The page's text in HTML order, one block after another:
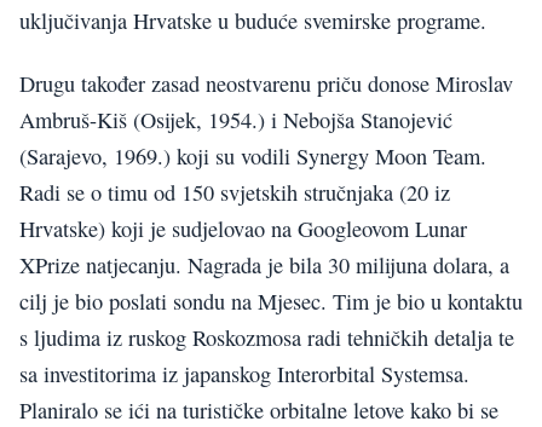
uključivanja Hrvatske u buduće svemirske programe.
Drugu također zasad neostvarenu priču donose Miroslav
Ambruš-Kiš (Osijek, 1954.) i Nebojša Stanojević
(Sarajevo, 1969.) koji su vodili Synergy Moon Team.
Radi se o timu od 150 svjetskih stručnjaka (20 iz
Hrvatske) koji je sudjelovao na Googleovom Lunar
XPrize natjecanju. Nagrada je bila 30 milijuna dolara, a
cilj je bio poslati sondu na Mjesec. Tim je bio u kontaktu
s ljudima iz ruskog Roskozmosa radi tehničkih detalja te
sa investitorima iz japanskog Interorbital Systemsa.
Planiralo se ići na turističke orbitalne letove kako bi se